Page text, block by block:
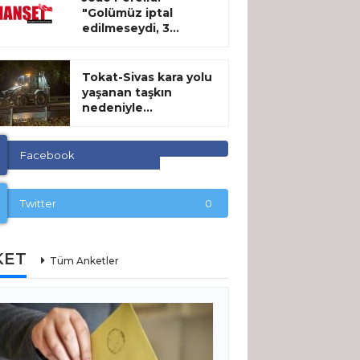
"Golümüz iptal
edilmeseydi, 3...
Tokat-Sivas kara yolu
yaşanan taşkın
nedeniyle...
Facebook
Twitter 0
Tüm Anketler